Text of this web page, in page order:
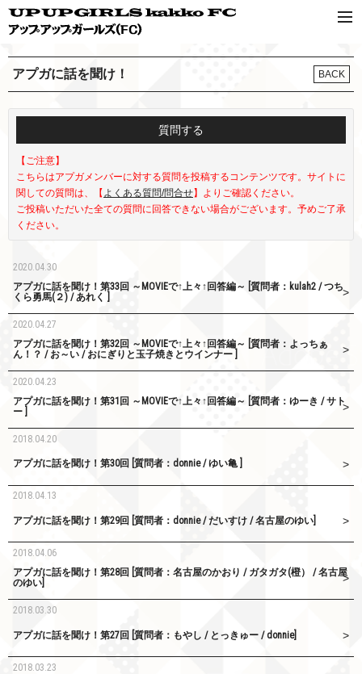
アプガに話を聞け！ BACK
質問する
【ご注意】
こちらはアプガメンバーに対する質問を投稿するコンテンツです。サイトに
関しての質問は、【 よくある質問/問合せ】よりご確認ください。
ご投稿いただいた全ての質問に回答できない場合がございます。予めご了承
ください。
2020.04.30
アプガに話を聞け！第33回 ～MOVIEで↑上々↑回答編～ [質問者：kulah2 / つち
くら勇馬(２) / あれく ]
2020.04.27
アプガに話を聞け！第32回 ～MOVIEで↑上々↑回答編～ [質問者：よっちぁ
ん！？ / お～い / おにぎりと玉子焼きとウインナー ]
2020.04.23
アプガに話を聞け！第31回 ～MOVIEで↑上々↑回答編～ [質問者：ゆーき / サト
ー ]
2018.04.20
アプガに話を聞け！第30回 [質問者：donnie / ゆい亀 ]
2018.04.13
アプガに話を聞け！第29回 [質問者：donnie / だいすけ / 名古屋のゆい]
2018.04.06
アプガに話を聞け！第28回 [質問者：名古屋のかおり / ガタガタ(橙） / 名古屋
のゆい]
2018.03.30
アプガに話を聞け！第27回 [質問者：もやし / とっきゅー / donnie]
2018.03.23